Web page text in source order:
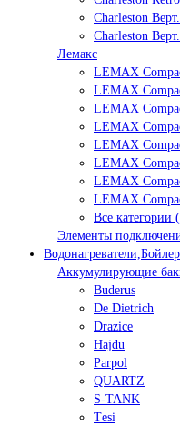
Charleston
Charleston
Лемакс
LEMAX
LEMAX
LEMAX
LEMAX
LEMAX
LEMAX
LEMAX
LEMAX
Все категории
Элементы
Аккумулирующие
Buderus
De Dietrich
Drazice
Hajdu
Parpol
QUARTZ
S-TANK
Tеsi